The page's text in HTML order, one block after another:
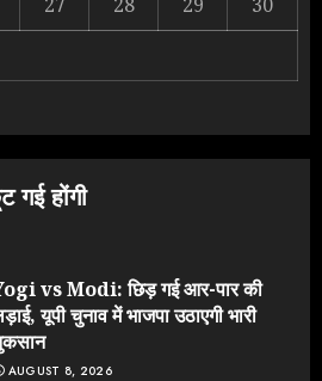
Gandhi के तीखे वार से बार-बार
होंगी
vs Modi: छिड़ गई आर-पार की
यूपी चुनाव में भाजपा उठाएगी भारी
AUGUST 8, 2026